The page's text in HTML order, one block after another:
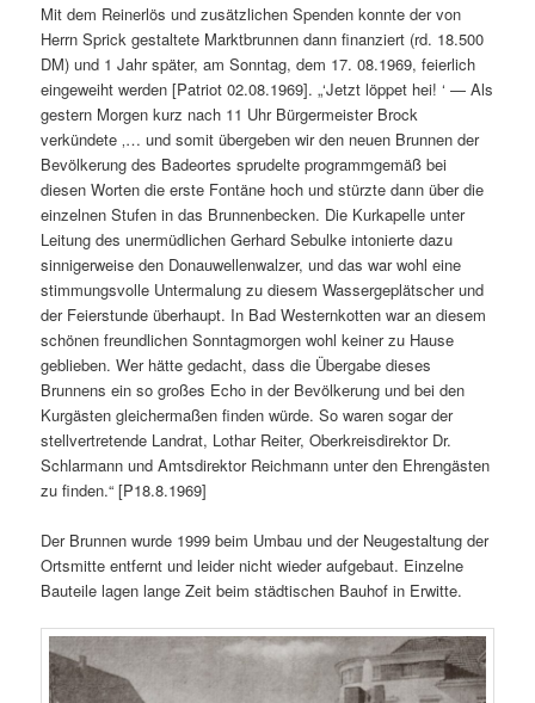
Mit dem Reinerlös und zusätzlichen Spenden konnte der von
Herrn Sprick gestaltete Marktbrunnen dann finanziert (rd. 18.500
DM) und 1 Jahr später, am Sonntag, dem 17. 08.1969, feierlich
eingeweiht werden [Patriot 02.08.1969]. „‘Jetzt löppet hei! ‘ — Als
gestern Morgen kurz nach 11 Uhr Bürgermeister Brock
verkündete ‚… und somit übergeben wir den neuen Brunnen der
Bevölkerung des Badeortes sprudelte programmgemäß bei
diesen Worten die erste Fontäne hoch und stürzte dann über die
einzelnen Stufen in das Brunnenbecken. Die Kurkapelle unter
Leitung des unermüdlichen Gerhard Sebulke intonierte dazu
sinnigerweise den Donauwellenwalzer, und das war wohl eine
stimmungsvolle Untermalung zu diesem Wassergeplätscher und
der Feierstunde überhaupt. In Bad Westernkotten war an diesem
schönen freundlichen Sonntagmorgen wohl keiner zu Hause
geblieben. Wer hätte gedacht, dass die Übergabe dieses
Brunnens ein so großes Echo in der Bevölkerung und bei den
Kurgästen gleichermaßen finden würde. So waren sogar der
stellvertretende Landrat, Lothar Reiter, Oberkreisdirektor Dr.
Schlarmann und Amtsdirektor Reichmann unter den Ehrengästen
zu finden.“ [P18.8.1969]
Der Brunnen wurde 1999 beim Umbau und der Neugestaltung der
Ortsmitte entfernt und leider nicht wieder aufgebaut. Einzelne
Bauteile lagen lange Zeit beim städtischen Bauhof in Erwitte.